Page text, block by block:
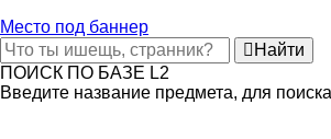
Место под баннер
Найти
ПОИСК ПО БАЗЕ L2
Введите название предмета, для